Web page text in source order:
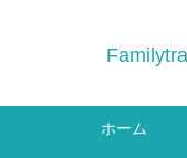
ホーム